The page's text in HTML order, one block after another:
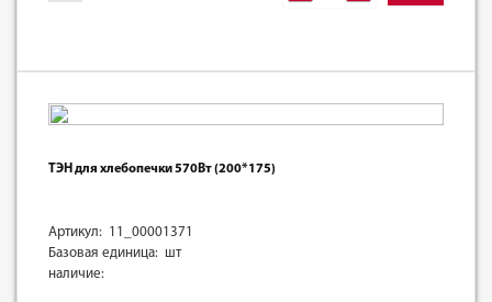
ТЭН для хлебопечки 570Вт (200*175)
Артикул: 11_00001371
Базовая единица: шт
наличие: